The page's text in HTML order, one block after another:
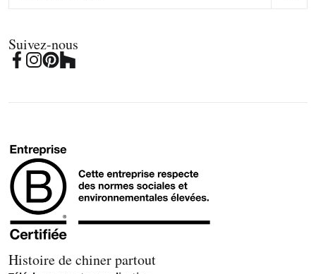
Suivez-nous
Histoire de chiner partout